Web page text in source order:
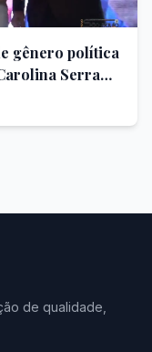
gênero política
Serra
de qualidade,